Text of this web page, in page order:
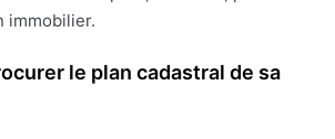
immobilier.
le plan cadastral de sa